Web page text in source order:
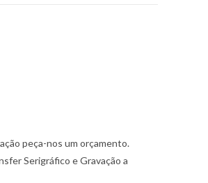
peça-nos um orçamento.
Serigráfico e Gravação a